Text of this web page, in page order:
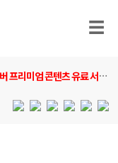
☰
프리미엄 콘텐츠 유료 서비